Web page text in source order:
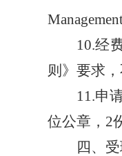
10.经
则》要求
11.申
位公章，2
四、